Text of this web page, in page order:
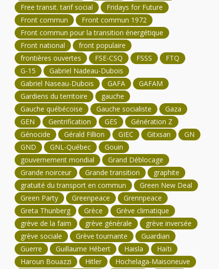
Free transit. tarif social
Fridays for Future
Front commun
Front commun 1972
Front commun pour la transition énergétique
Front national
front populaire
frontières ouvertes
FSE-CSQ FSSS
FTQ
G-15
Gabriel Nadeau-Dubois
Gabriel Naseau-Dubois
GAFA
GAFAM
Gardiens du territoire
gauche
Gauche québécoise
Gauche socialiste
Gaza
GEN
Gentrification GES
Génération Z
Génocide
Gérald Fillion GIEC Gitxsan
GN
GND
GNL-Québec
Gouin
gouvernement mondial
Grand Déblocage
Grande noirceur
Grande transition
graphite
gratuité du transport en commun
Green New Deal
Green Party
Greenpeace
Grennpeace
Greta Thunberg
Grèce
Grève climatique
grève de la faim
grève générale
grève inversée
grève sociale
Grève tournante
Guardian
Guerre
Guillaume Hébert Haisla
Haïti
Haroun Bouazzi
Hitler
Hochelaga-Maisoneuve